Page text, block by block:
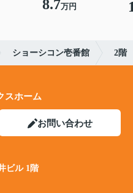
8.7万円
ショーシコン壱番館 2階
スホーム
お問い合わせ
ビル 1階